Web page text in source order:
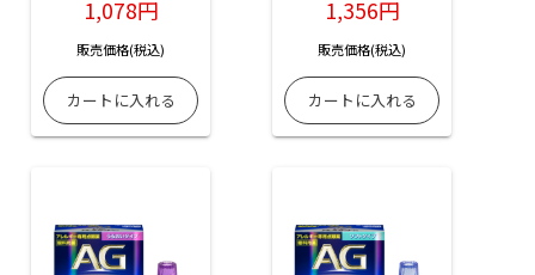
1,078円
販売価格(税込)
1,356円
販売価格(税込)